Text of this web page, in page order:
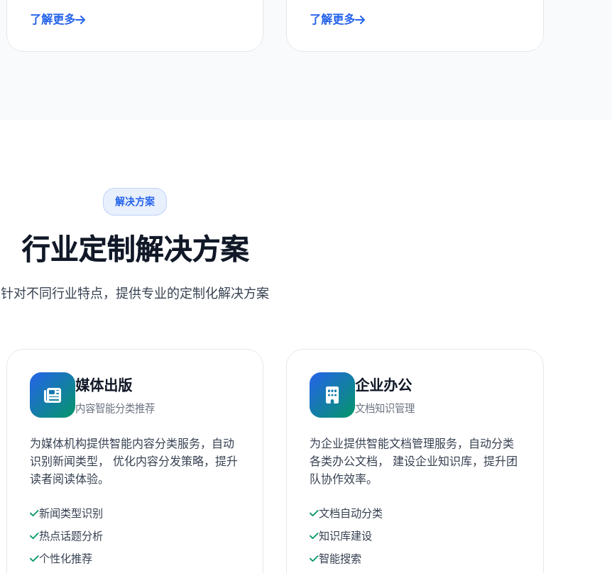
了解更多 了解更多
解决方案
行业定制解决方案
针对不同行业特点，提供专业的定制化解决方案
媒体出版
内容智能分类推荐
为媒体机构提供智能内容分类服务，自动
识别新闻类型， 优化内容分发策略，提升
读者阅读体验。
新闻类型识别
热点话题分析
个性化推荐
企业办公
文档知识管理
为企业提供智能文档管理服务，自动分类
各类办公文档， 建设企业知识库，提升团
队协作效率。
文档自动分类
知识库建设
智能搜索